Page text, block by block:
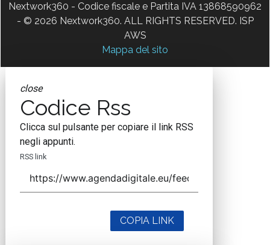
Nextwork360 - Codice fiscale e Partita IVA 13868590962
- © 2026 Nextwork360. ALL RIGHTS RESERVED. ISP
AWS
Mappa del sito
close
Codice Rss
Clicca sul pulsante per copiare il link RSS
negli appunti.
RSS link
COPIA LINK